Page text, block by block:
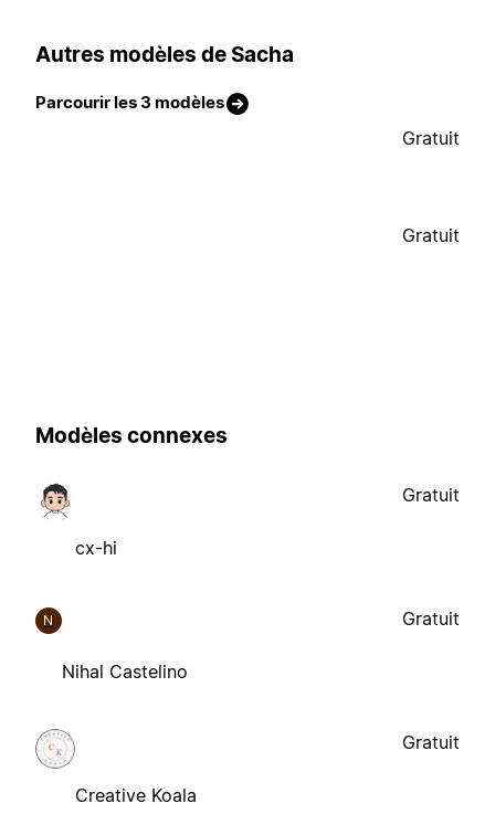
Autres modèles de Sacha
Parcourir les 3 modèles
Gratuit
Gratuit
Modèles connexes
cx-hi
Gratuit
N
Nihal Castelino
Gratuit
Creative Koala
Gratuit